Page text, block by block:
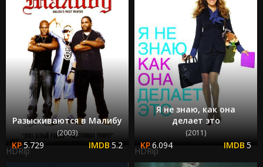
Разыскиваются в Малибу
(2003)
5.729 5.2
HDRip
Я не знаю, как она
делает это
(2011)
6.094 5
HDRip